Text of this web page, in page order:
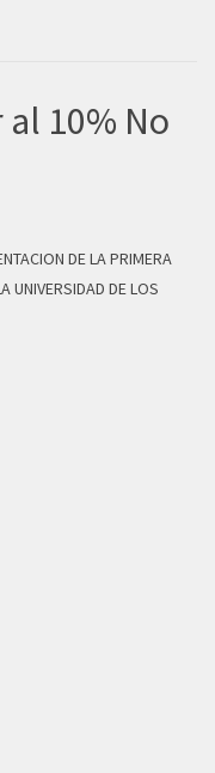
10% No
DE LA PRIMERA
UNIVERSIDAD DE LOS